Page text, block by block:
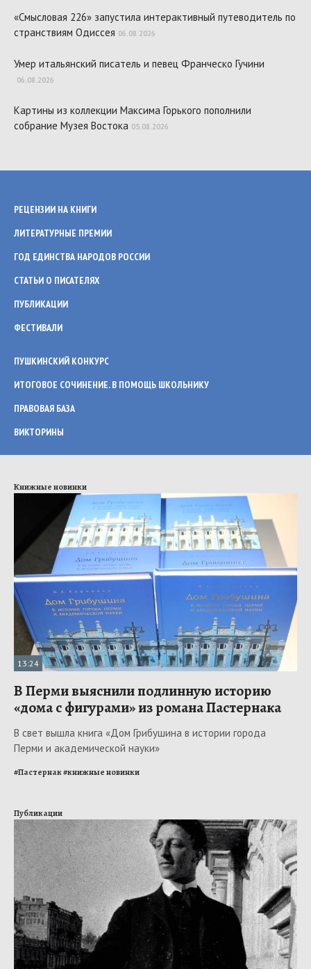
«Смысловая 226» запустила интерактивный путеводитель по
странствиям Одиссея 06.08.2026
Умер итальянский писатель и певец Франческо Гучини
06.08.2026
Картины из коллекции Максима Горького пополнили
собрание Музея Востока 05.08.2026
РЕЦЕНЗИИ НА КНИГИ
ЛИТЕРАТУРНЫЕ ПРЕМИИ
ГОД ЕДИНСТВА НАРОДОВ РОССИИ
СТАТЬИ О ПИСАТЕЛЯХ
ПУБЛИКАЦИИ
ФЕСТИВАЛИ
ПУШКИНСКИЙ КОНКУРС
ИТОГОВОЕ СОЧИНЕНИЕ. В ПОМОЩЬ ШКОЛЬНИКУ
ПРАВОВАЯ БАЗА
ВИКТОРИНЫ
Книжные новинки
13:24
В Перми выяснили подлинную историю
«дома с фигурами» из романа Пастернака
В свет вышла книга «Дом Грибушина в истории города
Перми и академической науки»
#Пастернак#книжные новинки
Публикации